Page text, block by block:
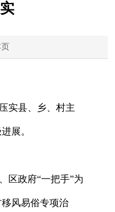
实县、乡、村主
展。
区政府“一把手”为
风易俗专项治